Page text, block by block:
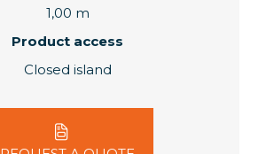
1,00 m
Product access
Closed island